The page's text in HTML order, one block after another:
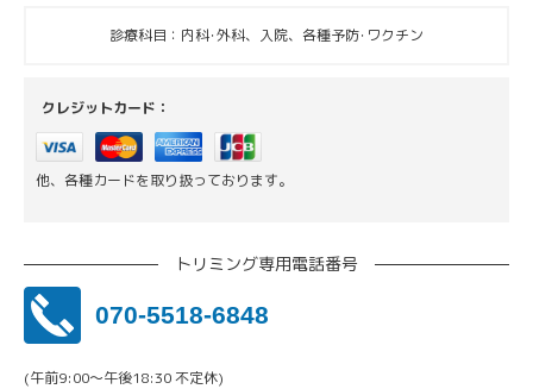
診療科目：内科･外科、入院、各種予防･ワクチン
クレジットカード：
他、各種カードを取り扱っております。
トリミング専用電話番号
070-5518-6848
(午前9:00〜午後18:30 不定休)